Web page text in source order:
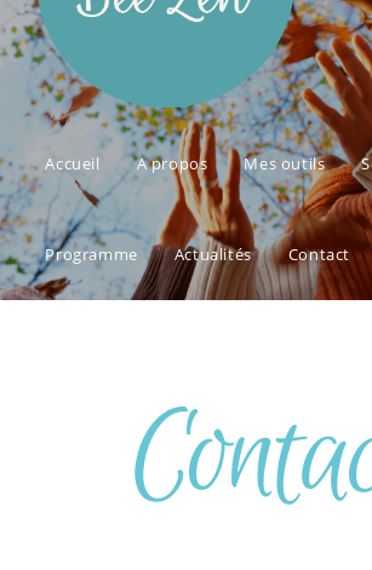
Accueil A propos Mes outils
Programme Actualités Contact